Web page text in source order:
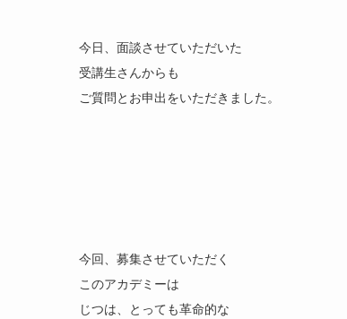
今日、面談させていただいた
受講生さんからも
ご質問とお申出をいただきました。
今回、募集させていただく
このアカデミーは
じつは、とっても革命的な